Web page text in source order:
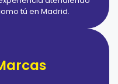
tú en Madrid.